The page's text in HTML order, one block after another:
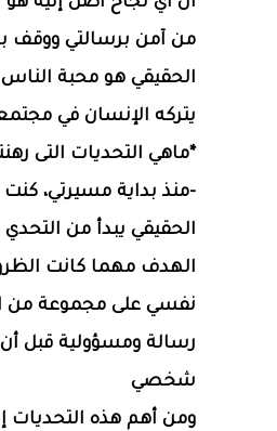
من آمن برسالتي ووقف
الحقيقي هو محبة الناس
يتركه الإنسان في
*ماهي التحديات التى
-منذ بداية مسيرتي، كنت
الحقيقي يبدأ من
الهدف مهما كانت
نفسي على مجموعة من
رسالة ومسؤولية قبل
شخصي
ومن أهم هذه التحديات